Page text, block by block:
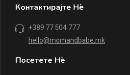
Контактирајте Нè
+389 77 504 777
hello@momandbabe.mk
Посетете Нè